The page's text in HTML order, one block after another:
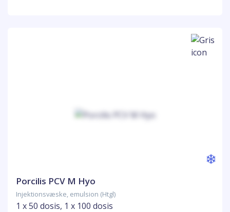
Porcilis PCV M Hyo
Injektionsvæske, emulsion (Htgl)
1 x 50 dosis, 1 x 100 dosis